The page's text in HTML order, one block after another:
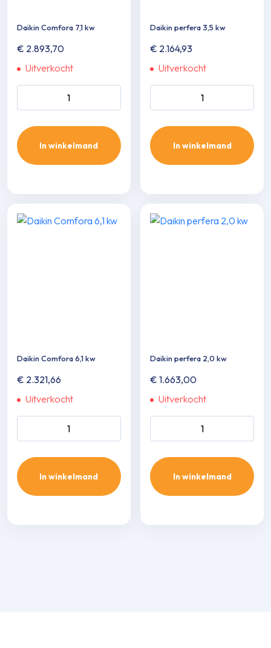
Daikin Comfora 7,1 kw
€ 2.893,70
Uitverkocht
In winkelmand
Daikin perfera 3,5 kw
€ 2.164,93
Uitverkocht
In winkelmand
Daikin Comfora 6,1 kw
€ 2.321,66
Uitverkocht
In winkelmand
Daikin perfera 2,0 kw
€ 1.663,00
Uitverkocht
In winkelmand